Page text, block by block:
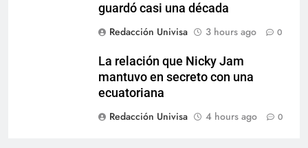
guardó casi una década
Redacción Univisa
3 hours ago 0
La relación que Nicky Jam
mantuvo en secreto con una
ecuatoriana
Redacción Univisa
4 hours ago 0